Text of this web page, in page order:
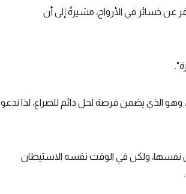
خسائر في الأرواح، مشيرةً إلى أن
وهو الذي يضمن فرصة لحل دائم للصراع، لذا ندعو
نفسها، ولكن في الوقت نفسه الاستيطان